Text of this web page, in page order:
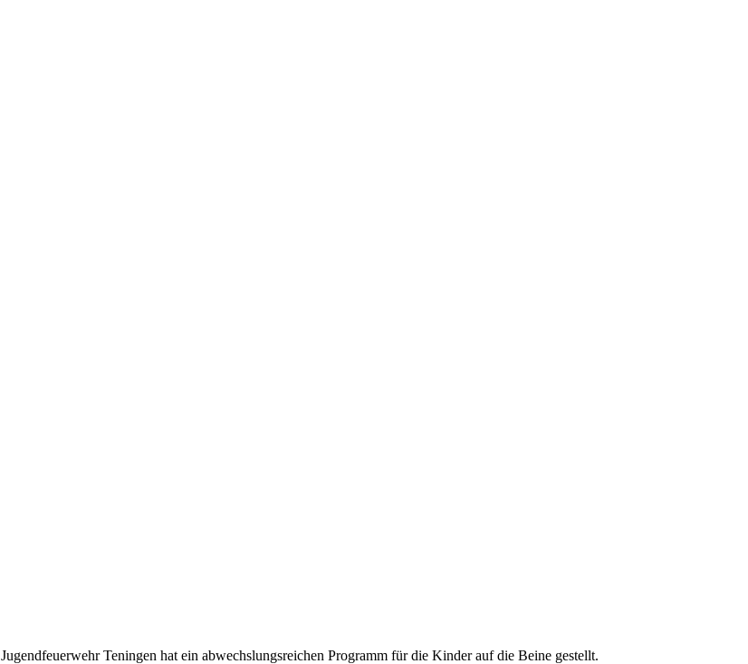
Teningen hat ein abwechslungsreichen Programm für die Kinder auf die Beine gestellt.